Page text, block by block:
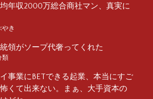
均年収2000万総合商社マン、真実に
やき
領がソープ代奢ってくれた
類
事業にBETできる起業、本当にすご
くて出来ない。まぁ、大手資本の